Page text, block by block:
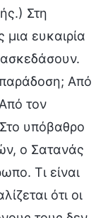
Στη
ευκαιρία
Από
τον
υπόβαθρο
ο Σατανάς
Τι είναι
ότι οι